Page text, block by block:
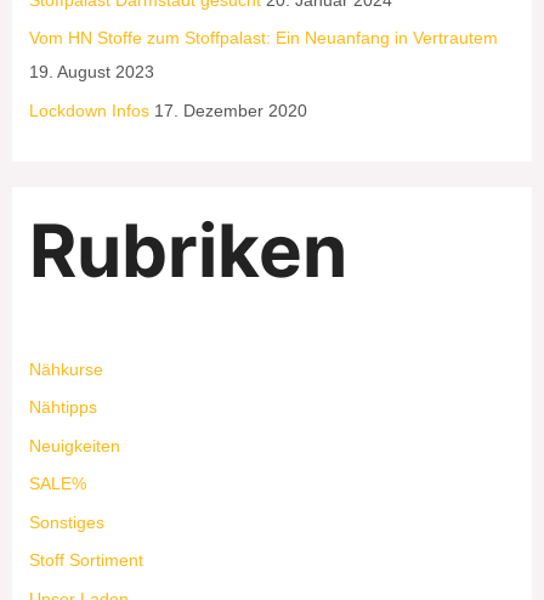
Vom HN Stoffe zum Stoffpalast: Ein Neuanfang in Vertrautem
19. August 2023
Lockdown Infos 17. Dezember 2020
Rubriken
Nähkurse
Nähtipps
Neuigkeiten
SALE%
Sonstiges
Stoff Sortiment